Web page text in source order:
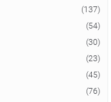
(137)
(54)
(30)
(23)
(45)
(76)